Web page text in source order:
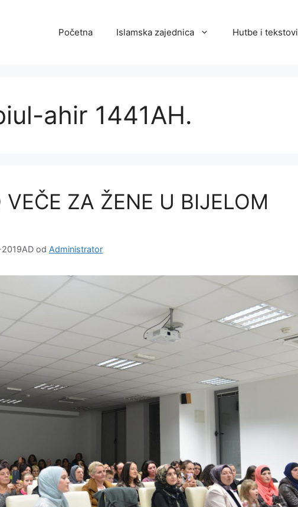
Početna Islamska zajednica Hutbe i tekstovi
ahir 1441AH.
VEČE ZA ŽENE U BIJELOM
od Administrator